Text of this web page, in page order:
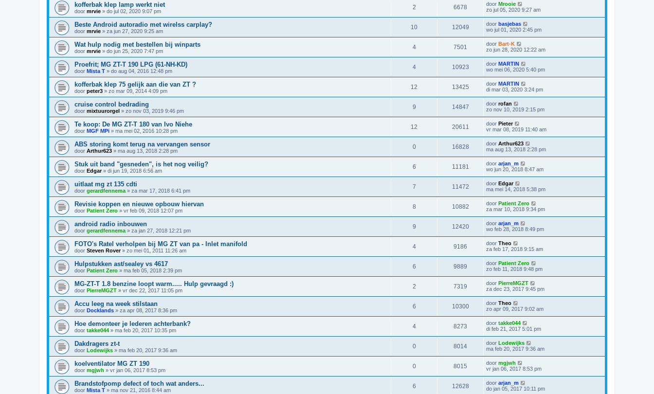
kofferbak klep lamp werkt niet
door mrvie » do jul 02, 2020 9:07 pm
2 6678 door Mrooie
zo jul 05, 2020 9:27 am
Beste Android autoradio met wirelss carplay?
door mrvie » za jun 27, 2020 9:25 am
10 12049 door basjebas
wo jul 01, 2020 2:45 pm
Wat hulp nodig met bestellen bij winparts
door mrvie » do jun 25, 2020 7:47 pm
4 7501 door Bart-K
zo jun 28, 2020 12:22 am
Proefrit; MG ZT-T 190 LPG (61-NH-KD)
door Mista T » do aug 04, 2016 12:48 pm
4 10923 door MARTIN
wo mei 06, 2020 5:40 pm
kofferbak klep 75 gelijk aan die van ZT ?
door peter3 » zo mar 09, 2014 4:09 pm
12 13425 door MARTIN
di mar 03, 2020 3:24 pm
cruise control bedrading
door mixtuurorgel » zo nov 03, 2019 9:46 pm
9 14847 door rofan
zo nov 10, 2019 2:15 pm
Te koop: De MG ZT-T 180 van Ivo Niehe
door MGF MPi » ma mei 02, 2016 10:28 pm
12 20611 door Pieter
vr mar 08, 2019 11:40 am
ABS storing komt terug na vervangen sensor
door Arthur623 » ma aug 13, 2018 2:28 pm
0 16828 door Arthur623
ma aug 13, 2018 2:28 pm
Stuk uit band "gesneden", is het nog veilig?
door Edgar» di jun 19, 2018 6:56 am
6 11181 door arjan_m
wo jun 20, 2018 8:47 am
uitlaat mg zt 135 cdti
door gerardfennema » za mar 17, 2018 6:41 pm
7 11472 door Edgar
ma mei 14, 2018 5:38 pm
Revisie koppen en nieuwe opbouw hiervan
door Patient Zero » vr feb 09, 2018 12:07 pm
8 10882 door Patient Zero
za mar 10, 2018 9:34 pm
android radio inbouwen
door gerardfennema » za jan 27, 2018 12:21 pm
9 12420 door arjan_m
wo feb 28, 2018 8:49 pm
FOTO's Ratel verholpen bij MG ZT van pa - Inlet manifold
door Steven Rover» zo mei 01, 2011 11:26 am
4 9186 door Theo
za feb 17, 2018 9:15 am
Hulpstukken ast/sealey vs 4617
door Patient Zero » ma feb 05, 2018 2:39 pm
6 9889 door Patient Zero
zo feb 11, 2018 9:48 pm
MG-ZT-T 1.8 benzine loopt warm..... Hulp gevraagd :)
door PierreMGZT » vr dec 22, 2017 11:05 pm
2 7319 door PierreMGZT
za dec 23, 2017 9:45 pm
Accu leeg na week stilstaan
door Docklands » za apr 08, 2017 8:36 pm
6 10300 door Theo
zo apr 09, 2017 9:02 am
Hoe demonteer je lederen achterbank?
door takke044 » ma feb 20, 2017 10:35 pm
4 8273 door takke044
di feb 21, 2017 5:01 pm
Dakdragers zt-t
door Lodewijks » ma feb 20, 2017 9:36 am
0 8014 door Lodewijks
ma feb 20, 2017 9:36 am
koelventilator MG ZT 190
door mgjwh » vr jan 06, 2017 8:53 pm
0 8015 door mgjwh
vr jan 06, 2017 8:53 pm
Brandstofpomp defect of toch wat anders...
door Mista T » ma nov 21, 2016 8:44 am
6 12628 door arjan_m
do jan 05, 2017 10:11 pm